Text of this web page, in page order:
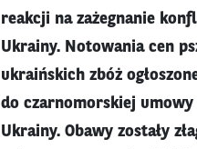
reakcji na zażegnanie
Ukrainy. Notowania cen
ukraińskich zbóż
do czarnomorskiej
Ukrainy. Obawy zostały